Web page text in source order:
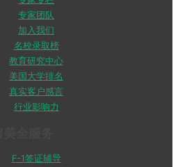
专家团队
加入我们
名校录取榜
教育研究中心
美国大学排名
真实客户感言
行业影响力
F-1签证辅导